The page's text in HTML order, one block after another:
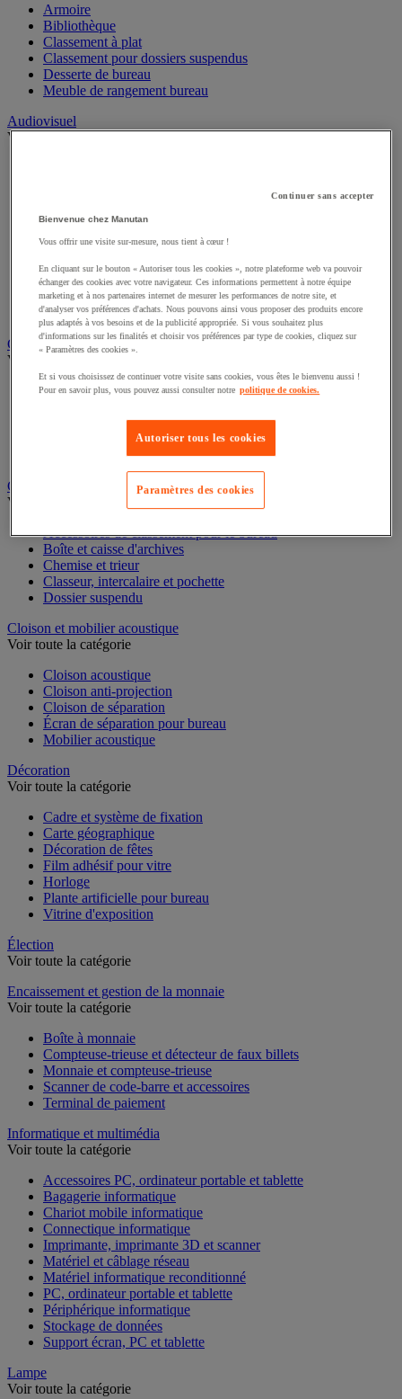
Armoire
Bibliothèque
Classement à plat
Classement pour dossiers suspendus
Desserte de bureau
Meuble de rangement bureau
Audiovisuel
Voir toute la catégorie
Éclairage studio et accessoirisation
Matériel de projection et vidéoprojection
Sonorisation et enregistrement professionnels
Studio Web radio et vidéo
Système d'affichage dynamique et interactif
Télévision, lecteur DVD et Blu-ray
Chauffage, climatisation et traitement de l'air
Voir toute la catégorie
Chauffage
Rafraîchisseur d'air
Traitement de l'air
Classement et archivage
Voir toute la catégorie
Accessoires de classement pour le bureau
Boîte et caisse d'archives
Chemise et trieur
Classeur, intercalaire et pochette
Dossier suspendu
Cloison et mobilier acoustique
Voir toute la catégorie
Cloison acoustique
Cloison anti-projection
Cloison de séparation
Écran de séparation pour bureau
Mobilier acoustique
Décoration
Voir toute la catégorie
Cadre et système de fixation
Carte géographique
Décoration de fêtes
Film adhésif pour vitre
Horloge
Plante artificielle pour bureau
Vitrine d'exposition
Élection
Voir toute la catégorie
Encaissement et gestion de la monnaie
Voir toute la catégorie
Boîte à monnaie
Compteuse-trieuse et détecteur de faux billets
Monnaie et compteuse-trieuse
Scanner de code-barre et accessoires
Terminal de paiement
Informatique et multimédia
Voir toute la catégorie
Accessoires PC, ordinateur portable et tablette
Bagagerie informatique
Chariot mobile informatique
Connectique informatique
Imprimante, imprimante 3D et scanner
Matériel et câblage réseau
Matériel informatique reconditionné
PC, ordinateur portable et tablette
Périphérique informatique
Stockage de données
Support écran, PC et tablette
Lampe
Voir toute la catégorie
Continuer sans accepter
Bienvenue chez Manutan
Vous offrir une visite sur-mesure, nous tient à cœur !
En cliquant sur le bouton « Autoriser tous les cookies », notre plateforme web va pouvoir
échanger des cookies avec votre navigateur. Ces informations permettent à notre équipe
marketing et à nos partenaires internet de mesurer les performances de notre site, et
d'analyser vos préférences d'achats. Nous pouvons ainsi vous proposer des produits encore
plus adaptés à vos besoins et de la publicité appropriée. Si vous souhaitez plus
d'informations sur les finalités et choisir vos préférences par type de cookies, cliquez sur
« Paramètres des cookies ».
Et si vous choisissez de continuer votre visite sans cookies, vous êtes le bienvenu aussi !
Pour en savoir plus, vous pouvez aussi consulter notre politique de cookies.
Autoriser tous les cookies
Paramètres des cookies